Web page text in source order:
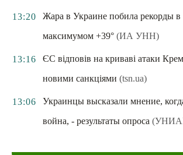
13:20
Жара в Украине побила рекорды в
максимумом +39° (ИА УНН)
13:16
ЄС відповів на криваві атаки
новими санкціями (tsn.ua)
13:06
Украинцы высказали мнение,
война, - результаты опроса